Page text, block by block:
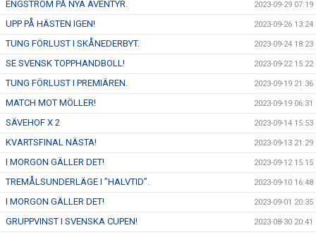
ENGSTRÖM PÅ NYA ÄVENTYR. 2023-09-29 07:19
UPP PÅ HÄSTEN IGEN! 2023-09-26 13:24
TUNG FÖRLUST I SKÅNEDERBYT. 2023-09-24 18:23
SE SVENSK TOPPHANDBOLL! 2023-09-22 15:22
TUNG FÖRLUST I PREMIÄREN. 2023-09-19 21:36
MATCH MOT MÖLLER! 2023-09-19 06:31
SÄVEHOF X 2 2023-09-14 15:53
KVARTSFINAL NÄSTA! 2023-09-13 21:29
I MORGON GÄLLER DET! 2023-09-12 15:15
TREMÅLSUNDERLÄGE I ”HALVTID”. 2023-09-10 16:48
I MORGON GÄLLER DET! 2023-09-01 20:35
GRUPPVINST I SVENSKA CUPEN! 2023-08-30 20:41